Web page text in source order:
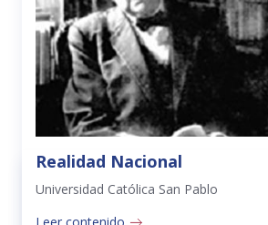
Realidad Nacional
Universidad Católica San Pablo